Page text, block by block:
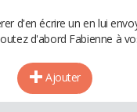
d'en écrire un en lui
d'abord Fabienne à
Ajouter